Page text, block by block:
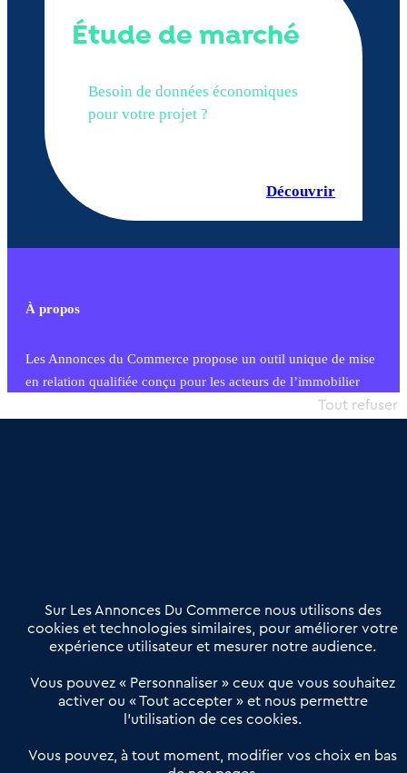
Étude de marché
Besoin de données économiques
pour votre projet ?
Découvrir
À propos
Les Annonces du Commerce propose un outil unique de mise
en relation qualifiée conçu pour les acteurs de l’immobilier
commercial et les collectivités territoriales, simple et intégrant
Offres Pro
Actualités
Qui sommes nous ?
Derniers articles
Réseau 3C : un partenaire national dédié aux transactions
Petitscommerces : Un partenariat au service du commerce de
Sur Les Annonces Du Commerce nous utilisons des
cookies et technologies similaires, pour améliorer votre
expérience utilisateur et mesurer notre audience.
Vous pouvez « Personnaliser » ceux que vous souhaitez
activer ou « Tout accepter » et nous permettre
l’utilisation de ces cookies.
Vous pouvez, à tout moment, modifier vos choix en bas
Tout refuser